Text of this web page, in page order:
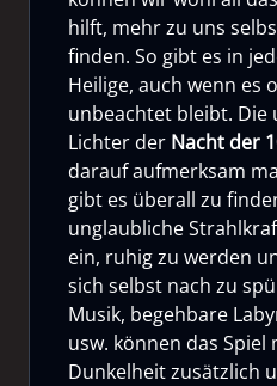
hilft, mehr zu uns
finden. So gibt es in
Heilige, auch wenn es
unbeachtet bleibt. Die
Lichter der Nacht der
darauf aufmerksam
gibt es überall zu
unglaubliche
ein, ruhig zu werden
sich selbst nach zu
Musik, begehbare
usw. können das Spiel
Dunkelheit zusätzlich